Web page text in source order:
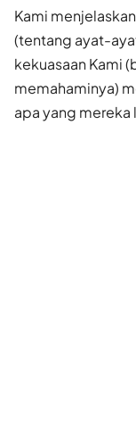
Kami
(tentang ayat-
kekuasaan Kami
memahaminya)
apa yang mereka